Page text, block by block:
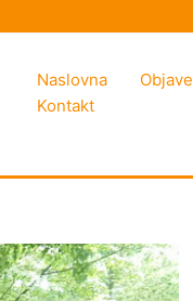
Naslovna Objave
Kontakt